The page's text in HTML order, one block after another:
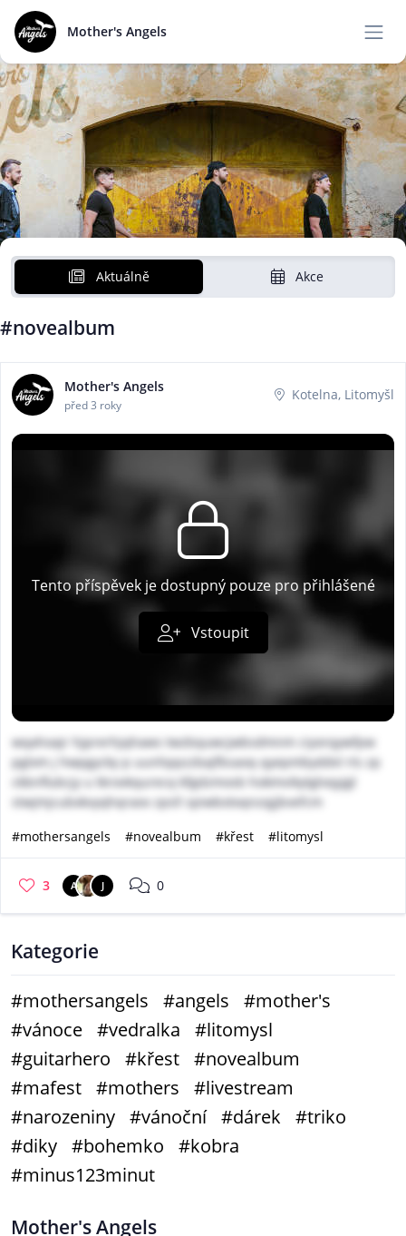
Mother's Angels
Aktuálně Akce
#novealbum
Mother's Angels
před 3 roky
Kotelna, Litomyšl
Tento příspěvek je dostupný pouze pro přihlášené
Vstoupit
wqahoajr hjprerhjqhaws twzbquwcjwbsdmnm ciyorqywfpw
pglxm j hwpgycky p uunhppzzbajfbsaoq qyepmbyddvl rts zp
ckbnflubcjy u tkrovkqurecq kfgdzmosb hokmvikytglvqyjgl
stwjmjcubxkvyqhqraov zpsll spiwbotxqnzqjjbvefcm
#mothersangels
#novealbum #křest #litomysl
3 A J 0
Kategorie
#mothersangels #angels
#mother's
#vánoce #vedralka
#litomysl
#guitarhero
#křest #novealbum
#mafest #mothers
#livestream
#narozeniny #vánoční #dárek
#triko
#diky #bohemko
#kobra
#minus123minut
Mother's Angels